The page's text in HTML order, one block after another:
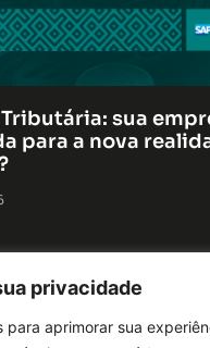
privacidade
para aprimorar sua
sua
para a nova